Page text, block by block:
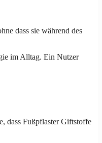
dass sie während des
im Alltag. Ein Nutzer
dass Fußpflaster Giftstoffe